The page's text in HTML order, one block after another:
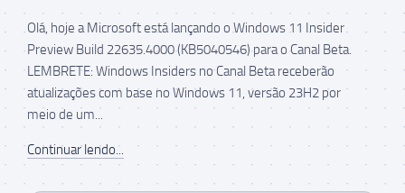
Olá, hoje a Microsoft está lançando o Windows 11 Insider
Preview Build 22635.4000 (KB5040546) para o Canal Beta.
LEMBRETE: Windows Insiders no Canal Beta receberão
atualizações com base no Windows 11, versão 23H2 por
meio de um...
Continuar lendo...